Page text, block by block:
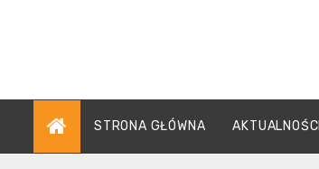
STRONA GŁÓWNA AKTUALNOŚCI